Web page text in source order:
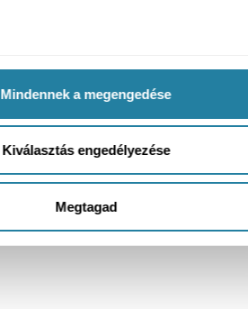
Mindennek a megengedése
Kiválasztás engedélyezése
Megtagad